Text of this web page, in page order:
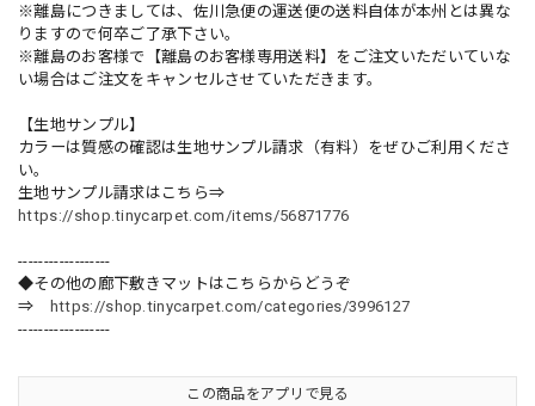
※離島につきましては、佐川急便の運送便の送料自体が本州とは異な
りますので何卒ご了承下さい。
※離島のお客様で【離島のお客様専用送料】をご注文いただいていな
い場合はご注文をキャンセルさせていただきます。
【生地サンプル】
カラーは質感の確認は生地サンプル請求（有料）をぜひご利用くださ
い。
生地サンプル請求はこちら⇒
https://shop.tinycarpet.com/items/56871776
------------------
◆その他の廊下敷きマットはこちらからどうぞ
⇒
https://shop.tinycarpet.com/categories/3996127
------------------
この商品をアプリで見る